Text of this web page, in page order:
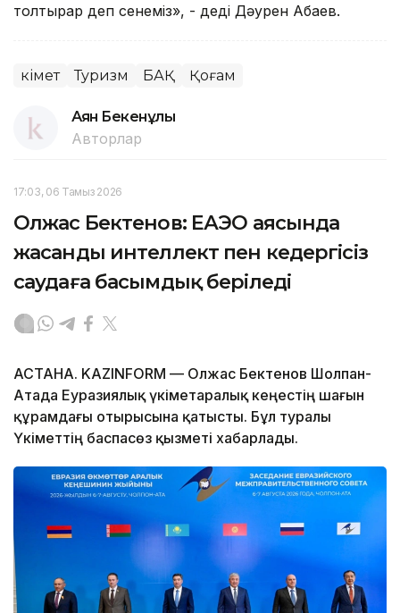
толтырар деп сенеміз», - деді Дәурен Абаев.
Үкімет Туризм БАҚ Қоғам
Аян Бекенұлы
Авторлар
17:03, 06 Тамыз 2026
Олжас Бектенов: ЕАЭО аясында
жасанды интеллект пен кедергісіз
саудаға басымдық беріледі
АСТАНА. KAZINFORM — Олжас Бектенов Шолпан-
Атада Еуразиялық үкіметаралық кеңестің шағын
құрамдағы отырысына қатысты. Бұл туралы
Үкіметтің баспасөз қызметі хабарлады.